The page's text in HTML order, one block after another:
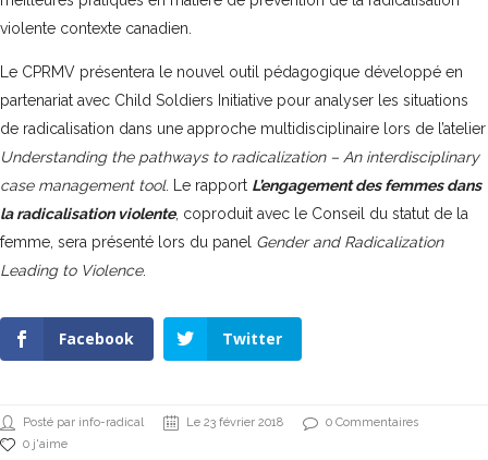
violente contexte canadien.
Le CPRMV présentera le nouvel outil pédagogique développé en
partenariat avec Child Soldiers Initiative pour analyser les situations
de radicalisation dans une approche multidisciplinaire lors de l’atelier
Understanding the pathways to radicalization – An interdisciplinary
case management tool. Le rapport L’engagement des femmes dans
la radicalisation violente, coproduit avec le Conseil du statut de la
femme, sera présenté lors du panel Gender and Radicalization
Leading to Violence.
Facebook Twitter
Posté par info-radical Le 23 février 2018
0 Commentaires
0 j'aime